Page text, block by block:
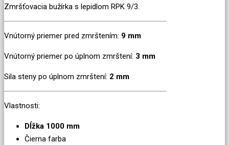
Zmršťovacia bužírka s lepidlom RPK 9/3.
Vnútorný priemer pred zmrštením: 9 mm
Vnútorný priemer po úplnom zmrštení: 3 mm
Sila steny po úplnom zmrštení: 2 mm
Vlastnosti:
Dĺžka 1000 mm
Čierna farba